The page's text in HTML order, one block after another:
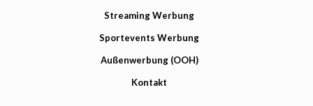
Streaming Werbung
Sportevents Werbung
Außenwerbung (OOH)
Kontakt